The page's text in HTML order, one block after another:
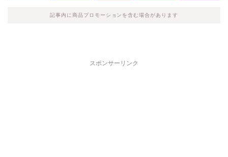
記事内に商品プロモーションを含む場合があります
スポンサーリンク